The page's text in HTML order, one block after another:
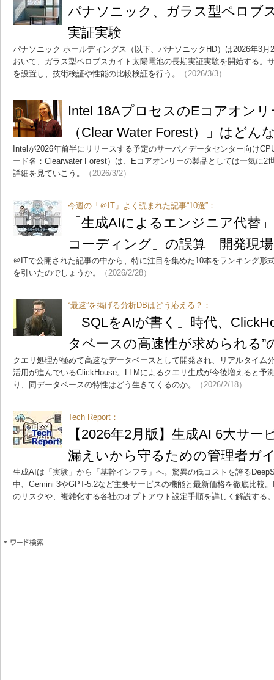
パナソニック、ガラス型ペロブ
実証実験
パナソニック ホールディングス（以下、パナソニックHD）は2026年3
おいて、ガラス型ペロブスカイト太陽電池の長期実証実験を開始する。
を設置し、技術検証や性能の比較検証を行う。
（2026/3/3）
Intel 18AプロセスのEコアオンリ
（Clear Water Forest）」はど
Intelが2026年前半にリリースする予定のサーバ／データセンター向け
ード名：Clearwater Forest）は、Eコアオンリーの製品としては一気に2
詳細を見ていこう。
（2026/3/2）
今週の「＠IT」よく読まれた記事“10選”：
「生成AIによるエンジニア代替
コーディング」の誤算 開発現
＠ITで公開された記事の中から、特に注目を集めた10本をランキング形
を引いたのでしょうか。
（2026/2/28）
“最速”を掲げる分析DBはどう応える？：
「SQLをAIが書く」時代、
タベースの高速性が求められる”
クエリ処理が極めて高速なデータベースとして開発され、リアルタイム
活用が進んでいるClickHouse。LLMによるクエリ生成が今後増えると予
り、同データベースの特性はどう生きてくるのか。
（2026/2/18）
Tech Report：
【2026年2月版】生成AI 6大サー
漏えいから守るための管理者ガ
生成AIは「実験」から「基幹インフラ」へ。驚異の低コストを誇る
中、Gemini 3やGPT-5.2など主要サービスの機能と最新価格を徹底比較
のリスクや、複雑化する各社のオプトアウト設定手順を詳しく解説する